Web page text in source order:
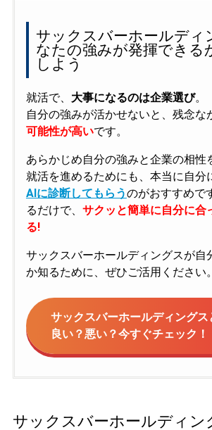
サックスバーホールディ
なたの強みが発揮できる
しよう
就活で、 大事になるのは企業選び。
自分の強みが活かせないと、残念な
可能性が高いです。
あらかじめ自分の強みと企業の相性
就活を進めるためにも、本当に自分
AIに診断してもらうのがおすすめで
るだけで、 サクッと簡単に自分に合
る!
サックスバーホールディングスが自
か知るために、ぜひご活用ください。
サックスバーホールディングス
良い？悪い？今すぐチェック！
サックスバーホールディン